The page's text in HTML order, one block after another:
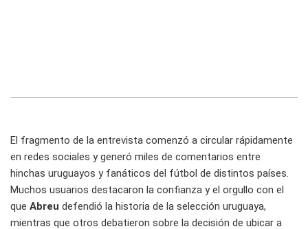
El fragmento de la entrevista comenzó a circular rápidamente
en redes sociales y generó miles de comentarios entre
hinchas uruguayos y fanáticos del fútbol de distintos países.
Muchos usuarios destacaron la confianza y el orgullo con el
que Abreu defendió la historia de la selección uruguaya,
mientras que otros debatieron sobre la decisión de ubicar a